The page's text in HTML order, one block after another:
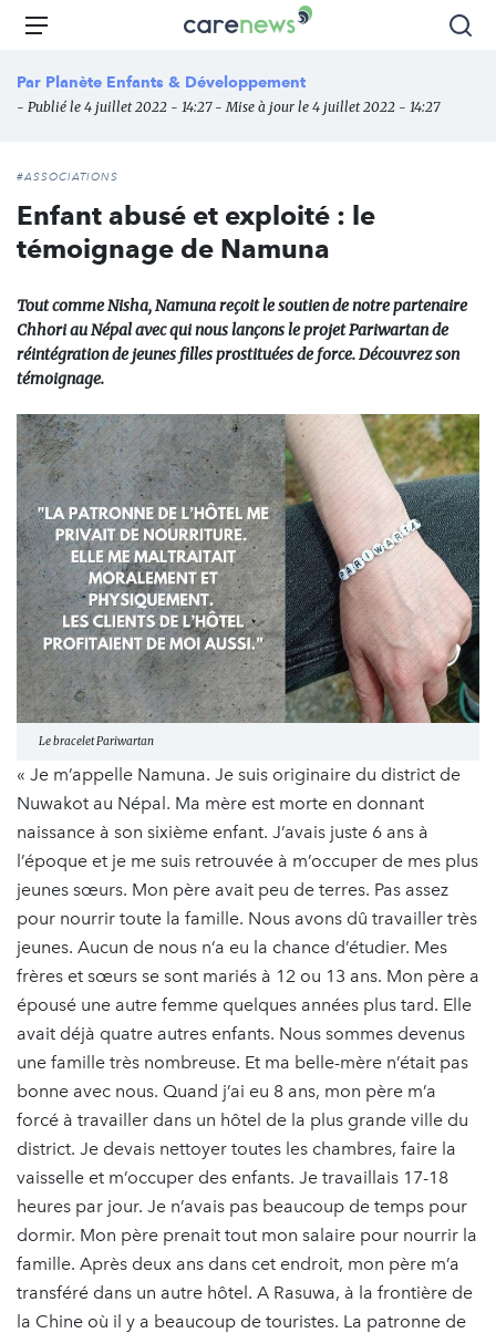
Aller
principal
Carenews,
média
des
Menu
Par Planète Enfants & Développement
- Publié le 4 juillet 2022 - 14:27 - Mise à jour le 4 juillet 2022 - 14:27
#ASSOCIATIONS
Enfant abusé et exploité : le
témoignage de Namuna
Tout comme Nisha, Namuna reçoit le soutien de notre partenaire
Chhori au Népal avec qui nous lançons le projet Pariwartan de
réintégration de jeunes filles prostituées de force. Découvrez son
témoignage.
Le bracelet Pariwartan
« Je m’appelle Namuna. Je suis originaire du district de
Nuwakot au Népal. Ma mère est morte en donnant
naissance à son sixième enfant. J’avais juste 6 ans à
l’époque et je me suis retrouvée à m’occuper de mes plus
jeunes sœurs. Mon père avait peu de terres. Pas assez
pour nourrir toute la famille. Nous avons dû travailler très
jeunes. Aucun de nous n’a eu la chance d’étudier. Mes
frères et sœurs se sont mariés à 12 ou 13 ans. Mon père a
épousé une autre femme quelques années plus tard. Elle
avait déjà quatre autres enfants. Nous sommes devenus
une famille très nombreuse. Et ma belle-mère n’était pas
bonne avec nous. Quand j’ai eu 8 ans, mon père m’a
forcé à travailler dans un hôtel de la plus grande ville du
district. Je devais nettoyer toutes les chambres, faire la
vaisselle et m’occuper des enfants. Je travaillais 17-18
heures par jour. Je n’avais pas beaucoup de temps pour
dormir. Mon père prenait tout mon salaire pour nourrir la
famille. Après deux ans dans cet endroit, mon père m’a
transféré dans un autre hôtel. A Rasuwa, à la frontière de
la Chine où il y a beaucoup de touristes. La patronne de